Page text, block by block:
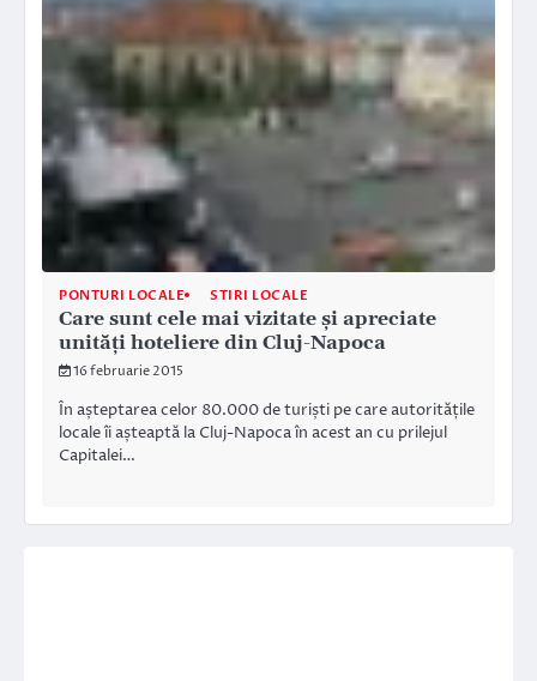
PONTURI LOCALE STIRI LOCALE
Care sunt cele mai vizitate și apreciate
unități hoteliere din Cluj-Napoca
16 februarie 2015
În așteptarea celor 80.000 de turiști pe care autoritățile
locale îi așteaptă la Cluj-Napoca în acest an cu prilejul
Capitalei…